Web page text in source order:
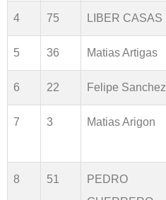
4 75 LIBER CASAS
5 36 Matias Artigas
6 22 Felipe Sanchez
7 3 Matias Arigon
8 51
PEDRO